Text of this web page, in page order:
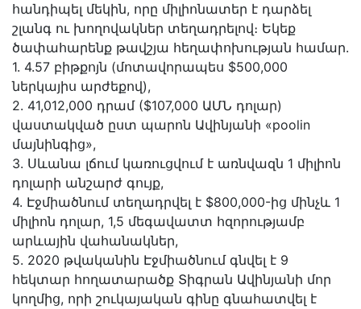
հանդիպել մեկին, որը միլիոնատեր է դարձել
շլանգ ու խողովակներ տեղադրելով։ Եկեք
ծափահարենք թավշյա հեղափոխության համար.
1. 4.57 բիթքոյն (մոտավորապես $500,000
ներկայիս արժեքով),
2. 41,012,000 դրամ ($107,000 ԱՄՆ դոլար)
վաստակված ըստ պարոն Ավինյանի «poolin
մայնինգից»,
3. Սևանա լճում կառուցվում է առնվազն 1 միլիոն
դոլարի անշարժ գույք,
4. Էջմիածնում տեղադրվել է $800,000-ից մինչև 1
միլիոն դոլար, 1,5 մեգավատտ հզորությամբ
արևային վահանակներ,
5. 2020 թվականին Էջմիածնում գնվել է 9
հեկտար հողատարածք Տիգրան Ավինյանի մոր
կողմից, որի շուկայական գինը գնահատվել է